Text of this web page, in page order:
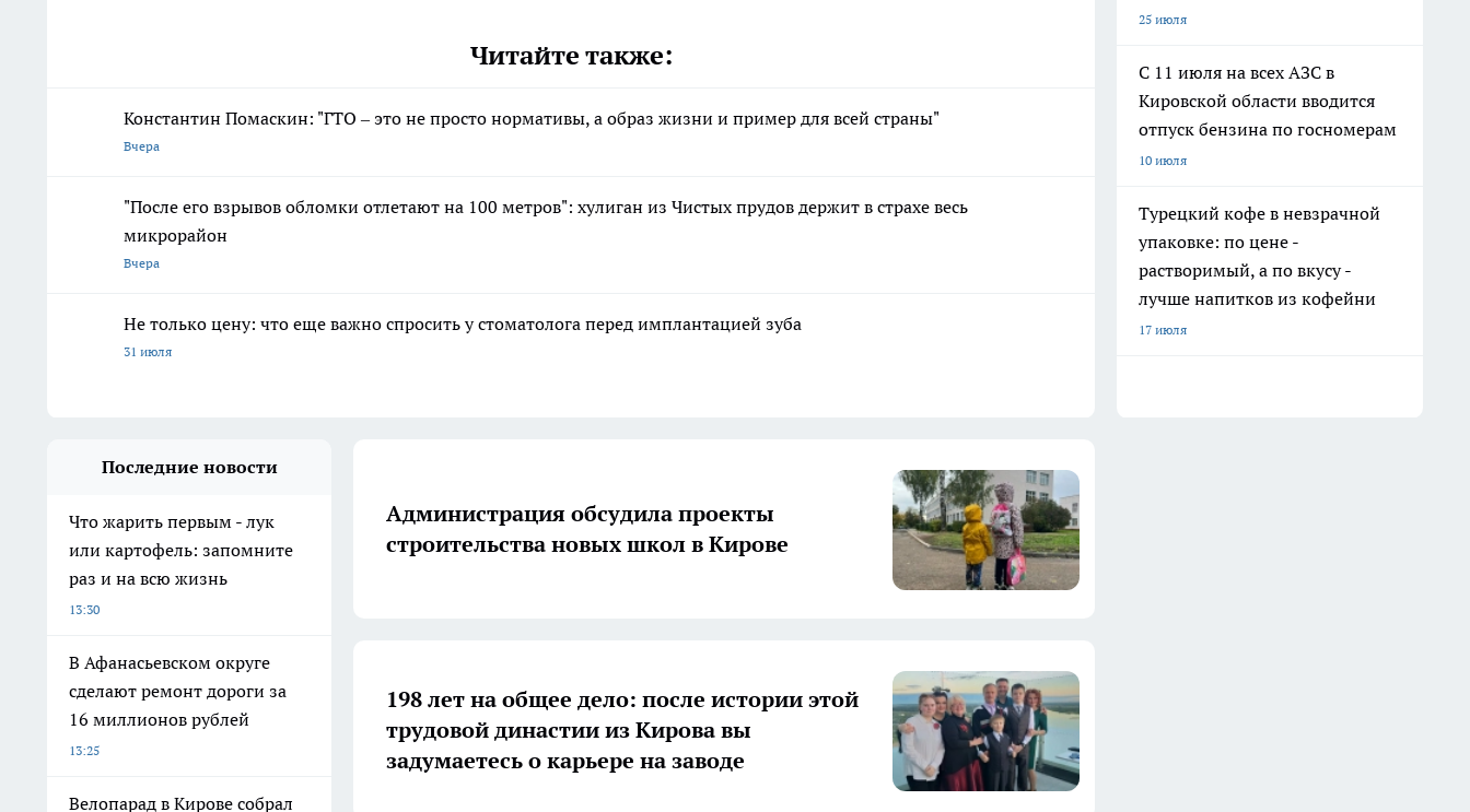
Читайте также:
Константин Помаскин: "ГТО – это не просто нормативы, а образ жизни и пример для всей страны"
Вчера
"После его взрывов обломки отлетают на 100 метров": хулиган из Чистых прудов держит в страхе весь
микрорайон
Вчера
Не только цену: что еще важно спросить у стоматолога перед имплантацией зуба
31 июля
25 июля
С 11 июля на всех АЗС в
Кировской области вводится
отпуск бензина по госномерам
10 июля
Турецкий кофе в невзрачной
упаковке: по цене -
растворимый, а по вкусу -
лучше напитков из кофейни
17 июля
Последние новости
Что жарить первым - лук
или картофель: запомните
раз и на всю жизнь
13:30
В Афанасьевском округе
сделают ремонт дороги за
16 миллионов рублей
13:25
Велопарад в Кирове собрал
Администрация обсудила проекты
строительства новых школ в Кирове
198 лет на общее дело: после истории этой
трудовой династии из Кирова вы
задумаетесь о карьере на заводе